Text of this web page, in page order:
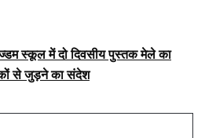
स्कूल में दो दिवसीय पुस्तक मेले का
से जुड़ने का संदेश